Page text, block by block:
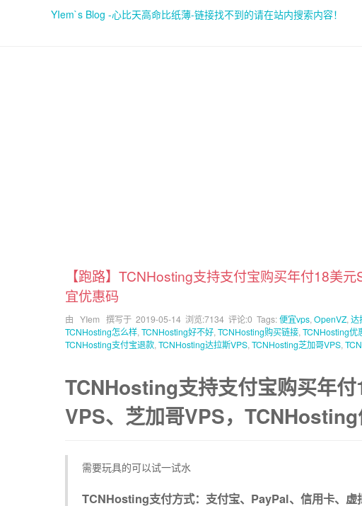
YIem`s Blog -心比天高命比纸薄-链接找不到的请在站内搜索内容！
【跑路】TCNHosting支持支付宝购买年付18美
宜优惠码
由 YIem 撰写于 2019-05-14 浏览:7134 评论:0 Tags:便宜vps, OpenVZ, 达
TCNHosting怎么样, TCNHosting好不好, TCNHosting购买链接, TCNHosting优
TCNHosting支付宝退款, TCNHosting达拉斯VPS, TCNHosting芝加哥VPS,
TCNHosting支持支付宝购买年
VPS、芝加哥VPS，
需要玩具的可以试一试水
TCNHosting支付方式：支付宝、PayPal、信用卡、虚